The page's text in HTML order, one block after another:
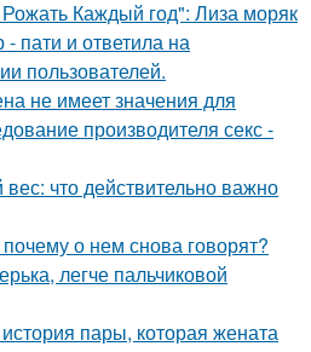
Каждый год": Лиза моряк
пати и ответила на
пользователей.
не имеет значения для
производителя секс -
что действительно важно
о нем снова говорят?
легче пальчиковой
пары, которая жената